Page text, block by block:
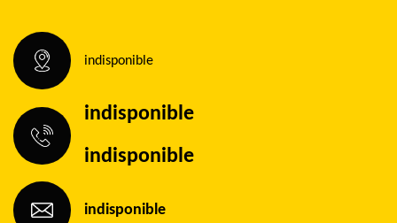
indisponible
indisponible
indisponible
indisponible